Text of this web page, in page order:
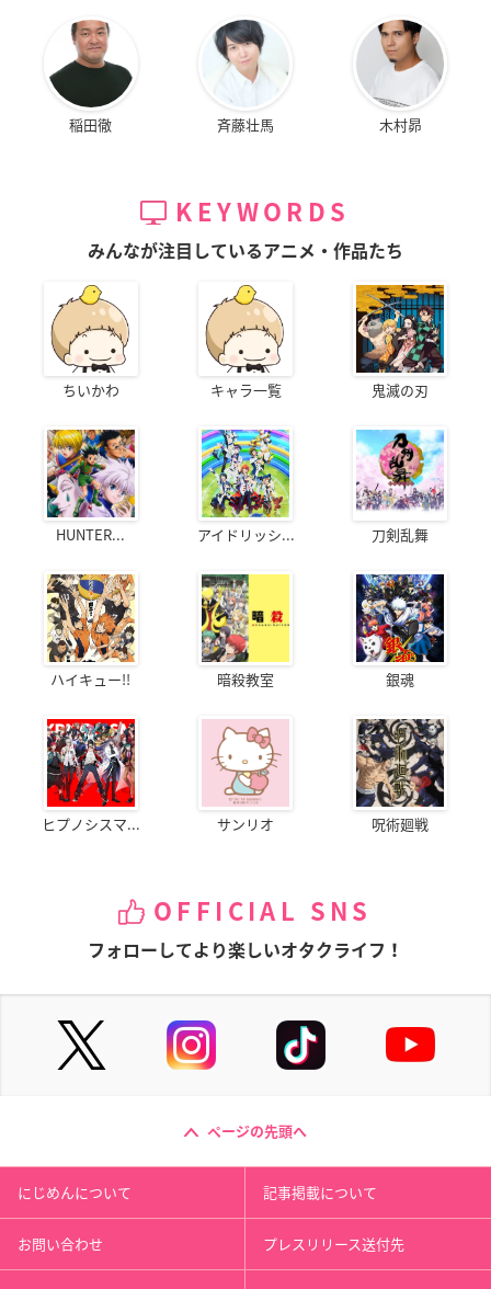
稲田徹 斉藤壮馬 木村昴
KEYWORDS
みんなが注目しているアニメ・作品たち
ちいかわ キャラ一覧 鬼滅の刃
HUNTER... アイドリッシ... 刀剣乱舞
ハイキュー!! 暗殺教室 銀魂
ヒプノシスマ... サンリオ 呪術廻戦
OFFICIAL SNS
フォローしてより楽しいオタクライフ！
ページの先頭へ
にじめんについて 記事掲載について
お問い合わせ プレスリリース送付先